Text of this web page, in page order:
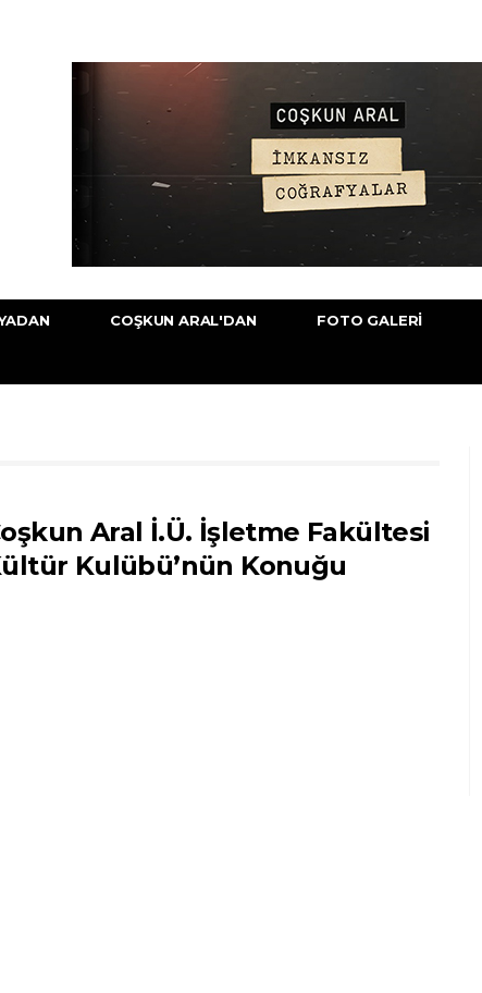
COŞKUN ARAL'DAN FOTO GALERI
Aral İ.Ü. İşletme Fakültesi
Kulübü’nün Konuğu